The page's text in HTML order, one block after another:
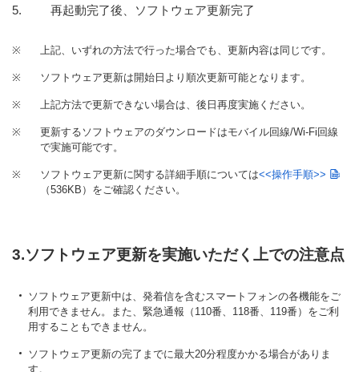
再起動完了後、ソフトウェア更新完了
※ 上記、いずれの方法で行った場合でも、更新内容は同じです。
※ ソフトウェア更新は開始日より順次更新可能となります。
※ 上記方法で更新できない場合は、後日再度実施ください。
※
更新するソフトウェアのダウンロードはモバイル回線/Wi-Fi回線
で実施可能です。
※ ソフトウェア更新に関する詳細手順については<<操作手順>>
（536KB） をご確認ください。
3.ソフトウェア更新を実施いただく上での注意点
ソフトウェア更新中は、発着信を含むスマートフォンの各機能をご
利用できません。また、緊急通報（110番、118番、119番）をご利
用することもできません。
ソフトウェア更新の完了までに最大20分程度かかる場合がありま
す。